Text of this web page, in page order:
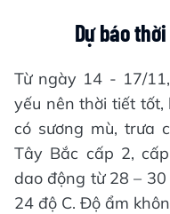
Dự báo
Từ ngày 14 - 17/
yếu nên thời tiết tốt,
có sương mù, trưa
Tây Bắc cấp 2,
dao động từ 28 –
24 độ C. Độ ẩm